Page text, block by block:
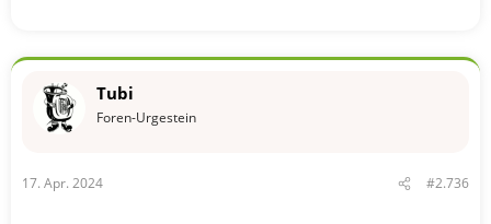
Tubi
Foren-Urgestein
17. Apr. 2024 #2.736